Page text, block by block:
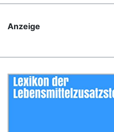
Anzeige